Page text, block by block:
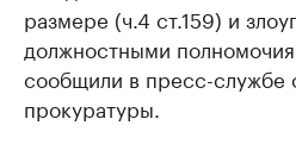
размере (ч.4 ст.159) и
должностными
сообщили в пресс-службе
прокуратуры.